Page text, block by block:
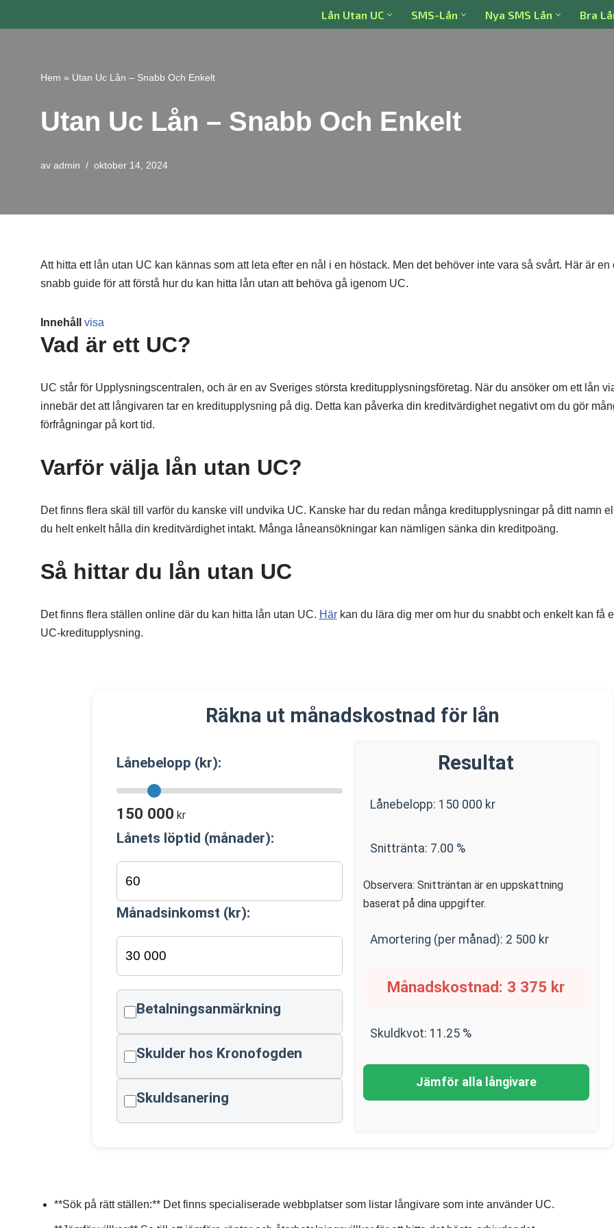
innehåll
Lån Utan UC SMS-Lån Nya SMS Lån Bra
Hem » Utan Uc Lån – Snabb Och Enkelt
Utan Uc Lån – Snabb Och Enkelt
av admin oktober 14, 2024
Att hitta ett lån utan UC kan kännas som att leta efter en nål i en höstack. Men det behöver inte vara så svårt. Här är en
snabb guide för att förstå hur du kan hitta lån utan att behöva gå igenom UC.
Innehåll visa
Vad är ett UC?
UC står för Upplysningscentralen, och är en av Sveriges största kreditupplysningsföretag. När du ansöker om ett lån
innebär det att långivaren tar en kreditupplysning på dig. Detta kan påverka din kreditvärdighet negativt om du gör
förfrågningar på kort tid.
Varför välja lån utan UC?
Det finns flera skäl till varför du kanske vill undvika UC. Kanske har du redan många kreditupplysningar på ditt namn
du helt enkelt hålla din kreditvärdighet intakt. Många låneansökningar kan nämligen sänka din kreditpoäng.
Så hittar du lån utan UC
Det finns flera ställen online där du kan hitta lån utan UC. Härkan du lära dig mer om hur du snabbt och enkelt kan få
UC-kreditupplysning.
Räkna ut månadskostnad för lån
Lånebelopp (kr):
150 000 kr
Lånets löptid (månader):
Månadsinkomst (kr):
Betalningsanmärkning
Skulder hos Kronofogden
Skuldsanering
Resultat
Lånebelopp: 150 000 kr
Snittränta: 7.00 %
Observera: Snitträntan är en uppskattning
baserat på dina uppgifter.
Amortering (per månad): 2 500 kr
Månadskostnad: 3 375 kr
Skuldkvot: 11.25%
Jämför alla långivare
**Sök på rätt ställen:** Det finns specialiserade webbplatser som listar långivare som inte använder UC.